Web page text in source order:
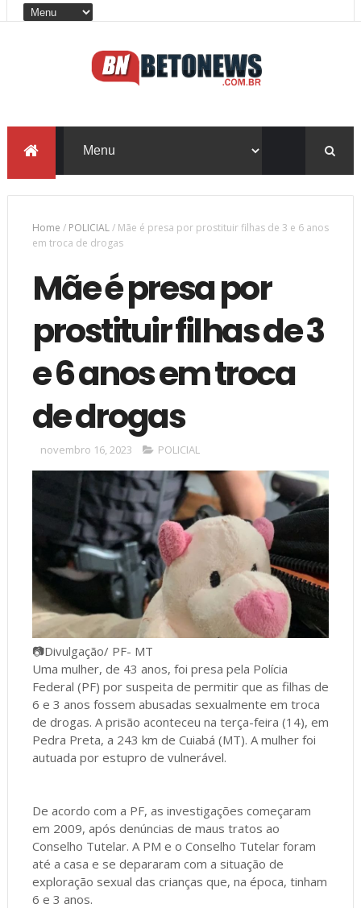
Home / POLICIAL/ Mãe é presa por prostituir filhas de 3 e 6 anos
em troca de drogas
Mãe é presa por
prostituir filhas de 3
e 6 anos em troca
de drogas
novembro 16, 2023 POLICIAL
📷Divulgação/ PF- MT
Uma mulher, de 43 anos, foi presa pela Polícia
Federal (PF) por suspeita de permitir que as filhas de
6 e 3 anos fossem abusadas sexualmente em troca
de drogas. A prisão aconteceu na terça-feira (14), em
Pedra Preta, a 243 km de Cuiabá (MT). A mulher foi
autuada por estupro de vulnerável.
De acordo com a PF, as investigações começaram
em 2009, após denúncias de maus tratos ao
Conselho Tutelar. A PM e o Conselho Tutelar foram
até a casa e se depararam com a situação de
exploração sexual das crianças que, na época, tinham
6 e 3 anos.